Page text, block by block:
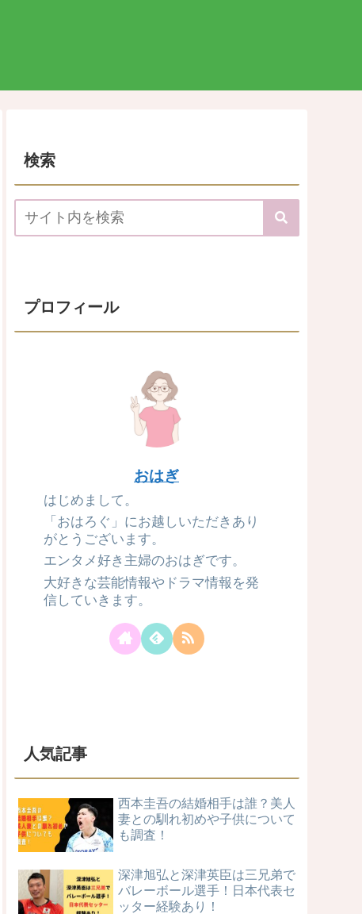
検索
プロフィール
おはぎ
はじめまして。
「おはろぐ」にお越しいただきあり
がとうございます。
エンタメ好き主婦のおはぎです。
大好きな芸能情報やドラマ情報を発
信していきます。
人気記事
西本圭吾の結婚相手は誰？美人
妻との馴れ初めや子供について
も調査！
深津旭弘と深津英臣は三兄弟で
バレーボール選手！日本代表セ
ッター経験あり！